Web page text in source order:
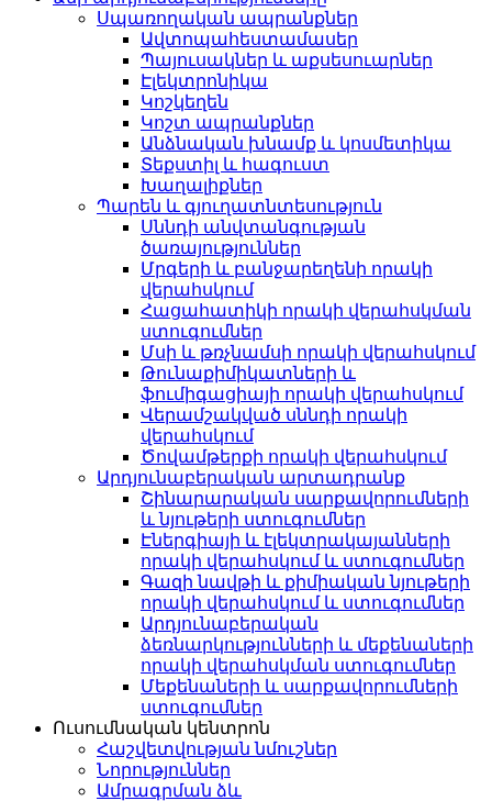
Սպառողական ապրանքներ
Ավտոպահեստամասեր
Պայուսակներ և աքսեսուարներ
Էլեկտրոնիկա
Կոշկեղեն
Կոշտ ապրանքներ
Անձնական խնամք և կոսմետիկա
Տեքստիլ և հագուստ
Խաղալիքներ
Պարեն և գյուղատնտեսություն
Սննդի անվտանգության
ծառայություններ
Մրգերի և բանջարեղենի որակի
վերահսկում
Հացահատիկի որակի վերահսկման
ստուգումներ
Մսի և թռչնամսի որակի վերահսկում
Թունաքիմիկատների և
ֆումիգացիայի որակի վերահսկում
Վերամշակված սննդի որակի
վերահսկում
Ծովամթերքի որակի վերահսկում
Արդյունաբերական արտադրանք
Շինարարական սարքավորումների
և նյութերի ստուգումներ
Էներգիայի և էլեկտրակայանների
որակի վերահսկում և ստուգումներ
Գազի նավթի և քիմիական նյութերի
որակի վերահսկում և ստուգումներ
Արդյունաբերական
ձեռնարկությունների և մեքենաների
որակի վերահսկման ստուգումներ
Մեքենաների և սարքավորումների
ստուգումներ
Ուսումնական կենտրոն
Հաշվետվության նմուշներ
Նորություններ
Ամրագրման ձև